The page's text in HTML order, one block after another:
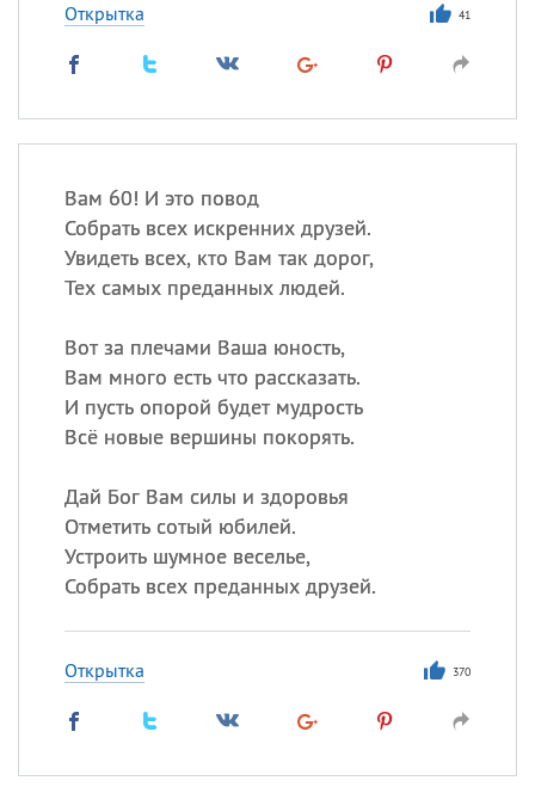
Открытка 41
Вам 60! И это повод
Собрать всех искренних друзей.
Увидеть всех, кто Вам так дорог,
Тех самых преданных людей.
Вот за плечами Ваша юность,
Вам много есть что рассказать.
И пусть опорой будет мудрость
Всё новые вершины покорять.
Дай Бог Вам силы и здоровья
Отметить сотый юбилей.
Устроить шумное веселье,
Собрать всех преданных друзей.
Открытка 370
и
происхождение